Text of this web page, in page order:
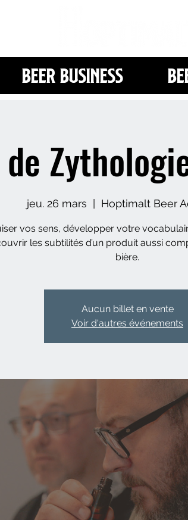
Beer Business
jeu. 26 mars Hoptimalt Beer
vos sens, développer votre
les subtilités d’un produit aussi
bière.
Aucun billet en vente
Voir d'autres événements